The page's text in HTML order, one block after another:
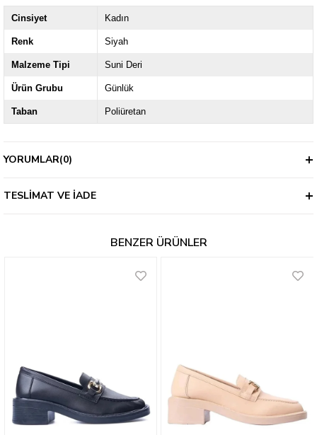
Cinsiyet Kadın
Renk Siyah
Malzeme Tipi Suni Deri
Ürün Grubu Günlük
Taban Poliüretan
YORUMLAR(0)
TESLIMAT VE İADE
BENZER ÜRÜNLER